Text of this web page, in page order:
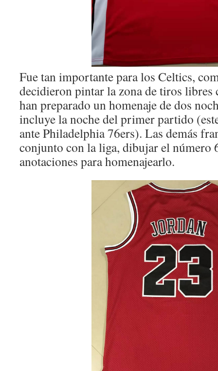
Fue tan importante para los Celtics,
decidieron pintar la zona de tiros libres
han preparado un homenaje de dos
incluye la noche del primer partido
ante Philadelphia 76ers). Las demás
conjunto con la liga, dibujar el número
anotaciones para homenajearlo.